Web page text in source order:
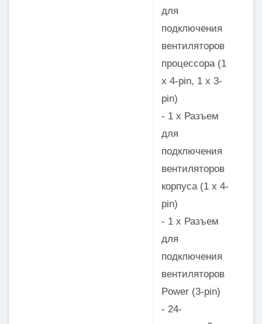
для
подключения
вентиляторов
процессора (1
x 4-pin, 1 x 3-
pin)
- 1 x Разъем
для
подключения
вентиляторов
корпуса (1 x 4-
pin)
- 1 x Разъем
для
подключения
вентиляторов
Power (3-pin)
- 24-